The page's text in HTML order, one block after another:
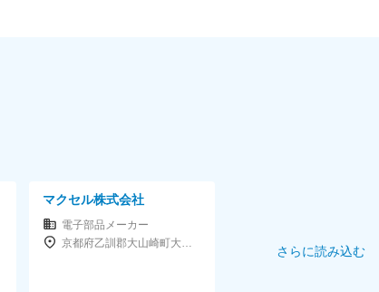
マクセル株式会社
電子部品メーカー
京都府乙訓郡大山崎町大山崎小字小泉1
さらに読み込む